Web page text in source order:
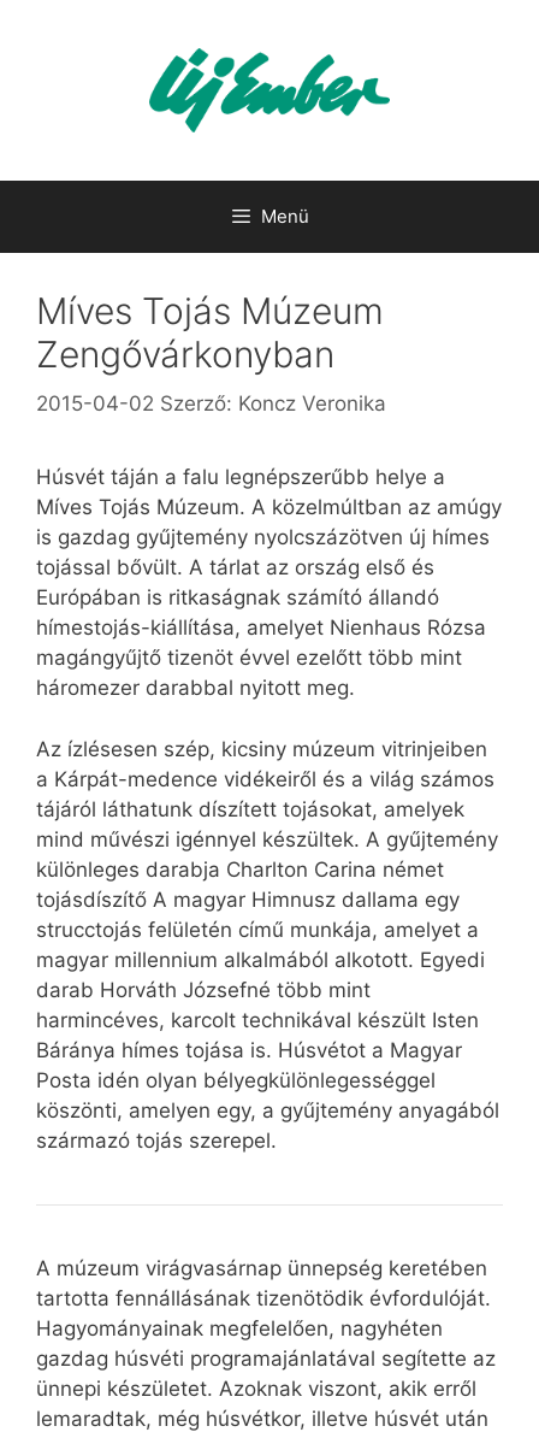
Menü
Míves Tojás Múzeum
Zengővárkonyban
2015-04-02 Szerző: Koncz Veronika
Húsvét táján a falu legnépszerűbb helye a
Míves Tojás Múzeum. A közelmúltban az amúgy
is gazdag gyűjtemény nyolcszázötven új hímes
tojással bővült. A tárlat az ország első és
Európában is ritkaságnak számító állandó
hímestojás-kiállítása, amelyet Nienhaus Rózsa
magángyűjtő tizenöt évvel ezelőtt több mint
háromezer darabbal nyitott meg.
Az ízlésesen szép, kicsiny múzeum vitrinjeiben
a Kárpát-medence vidékeiről és a világ számos
tájáról láthatunk díszített tojásokat, amelyek
mind művészi igénnyel készültek. A gyűjtemény
különleges darabja Charlton Carina német
tojásdíszítő A magyar Himnusz dallama egy
strucctojás felületén című munkája, amelyet a
magyar millennium alkalmából alkotott. Egyedi
darab Horváth Józsefné több mint
harmincéves, karcolt technikával készült Isten
Báránya hímes tojása is. Húsvétot a Magyar
Posta idén olyan bélyegkülönlegességgel
köszönti, amelyen egy, a gyűjtemény anyagából
származó tojás szerepel.
A múzeum virágvasárnap ünnepség keretében
tartotta fennállásának tizenötödik évfordulóját.
Hagyományainak megfelelően, nagyhéten
gazdag húsvéti programajánlatával segítette az
ünnepi készületet. Azoknak viszont, akik erről
lemaradtak, még húsvétkor, illetve húsvét után